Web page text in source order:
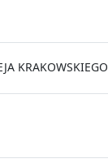
KRAKOWSKIEGO